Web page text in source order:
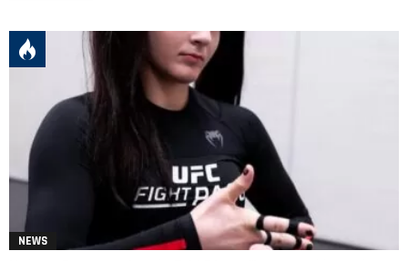
NEWS